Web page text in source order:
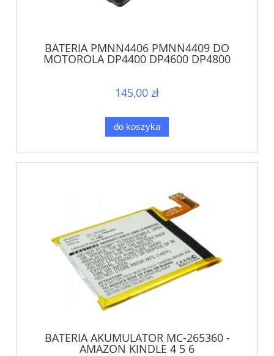
BATERIA PMNN4406 PMNN4409 DO
MOTOROLA DP4400 DP4600 DP4800
145,00 zł
do koszyka
BATERIA AKUMULATOR MC-265360 -
AMAZON KINDLE 4 5 6